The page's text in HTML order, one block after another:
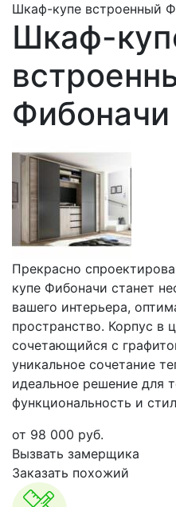
Шкаф-купе встроенный
Шкаф-
Фибоначи
Прекрасно
купе Фибоначи станет
вашего интерьера,
пространство. Корпус в
сочетающийся с
уникальное сочетание
идеальное решение для
функциональность и
от 98 000 руб.
Вызвать замерщика
Заказать похожий